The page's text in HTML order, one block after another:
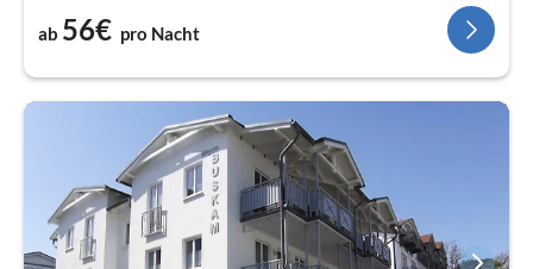
ab 56€ pro Nacht